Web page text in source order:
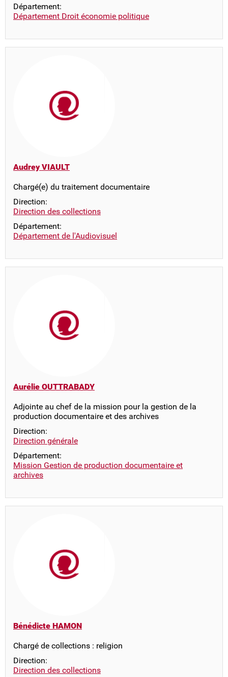
Département:
Département Droit économie politique
Audrey VIAULT
Chargé(e) du traitement documentaire
Direction:
Direction des collections
Département:
Département de l'Audiovisuel
Aurélie OUTTRABADY
Adjointe au chef de la mission pour la gestion de la
production documentaire et des archives
Direction:
Direction générale
Département:
Mission Gestion de production documentaire et
archives
Bénédicte HAMON
Chargé de collections : religion
Direction:
Direction des collections